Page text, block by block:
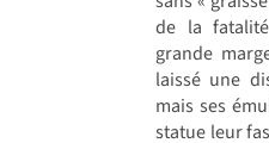
de la
grande
laissé une
mais ses
statue leur